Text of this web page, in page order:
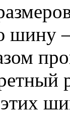
шину